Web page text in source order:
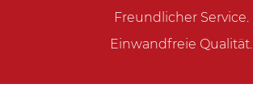
Freundlicher Service.
Einwandfreie Qualität.